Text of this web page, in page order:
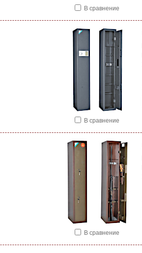
В сравнение
В сравнение
В сравнение